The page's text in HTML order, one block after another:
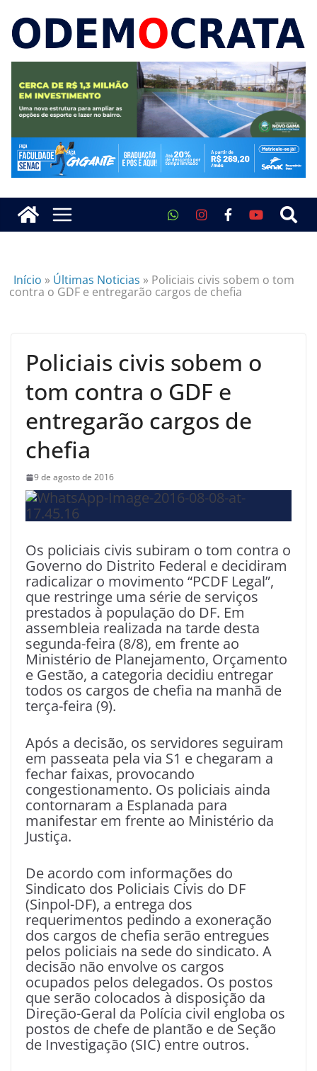
Início » Últimas Noticias » Policiais civis sobem o tom
contra o GDF e entregarão cargos de chefia
Policiais civis sobem o
tom contra o GDF e
entregarão cargos de
chefia
9 de agosto de 2016
Os policiais civis subiram o tom contra o
Governo do Distrito Federal e decidiram
radicalizar o movimento “PCDF Legal”,
que restringe uma série de serviços
prestados à população do DF. Em
assembleia realizada na tarde desta
segunda-feira (8/8), em frente ao
Ministério de Planejamento, Orçamento
e Gestão, a categoria decidiu entregar
todos os cargos de chefia na manhã de
terça-feira (9).
Após a decisão, os servidores seguiram
em passeata pela via S1 e chegaram a
fechar faixas, provocando
congestionamento. Os policiais ainda
contornaram a Esplanada para
manifestar em frente ao Ministério da
Justiça.
De acordo com informações do
Sindicato dos Policiais Civis do DF
(Sinpol-DF), a entrega dos
requerimentos pedindo a exoneração
dos cargos de chefia serão entregues
pelos policiais na sede do sindicato. A
decisão não envolve os cargos
ocupados pelos delegados. Os postos
que serão colocados à disposição da
Direção-Geral da Polícia civil engloba os
postos de chefe de plantão e de Seção
de Investigação (SIC) entre outros.